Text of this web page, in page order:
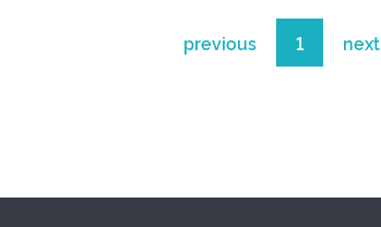
previous 1 next